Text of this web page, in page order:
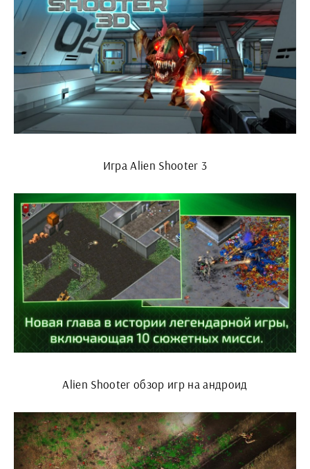
Игра Alien Shooter 3
Alien Shooter обзор игр на андроид